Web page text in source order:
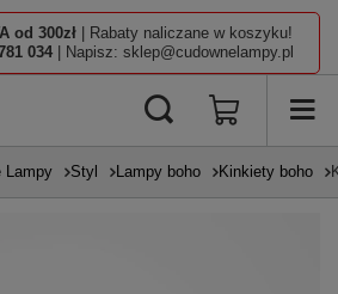
od 300zł | Rabaty naliczane w koszyku!
034 | Napisz: sklep@cudownelampy.pl
Lampy Styl Lampy boho Kinkiety boho